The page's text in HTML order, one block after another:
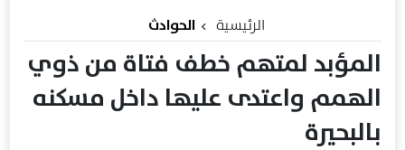
الرئيسية الحوادث
المؤبد لمتهم خطف فتاة من ذوي
الهمم واعتدى عليها داخل مسكنه
بالبحيرة